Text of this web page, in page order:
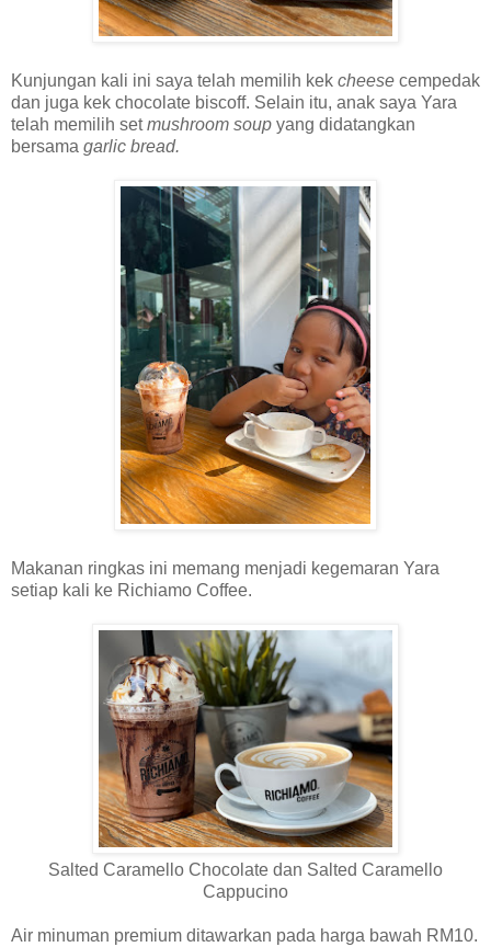
Kunjungan kali ini saya telah memilih kek cheese cempedak
dan juga kek chocolate biscoff. Selain itu, anak saya Yara
telah memilih setmushroom soup yang didatangkan
bersama garlic bread.
Makanan ringkas ini memang menjadi kegemaran Yara
setiap kali ke Richiamo Coffee.
Salted Caramello Chocolate dan Salted Caramello
Cappucino
Air minuman premium ditawarkan pada harga bawah RM10.